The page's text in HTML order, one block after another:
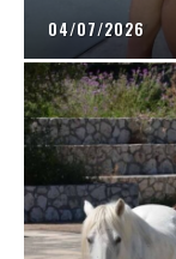
04/07/2026